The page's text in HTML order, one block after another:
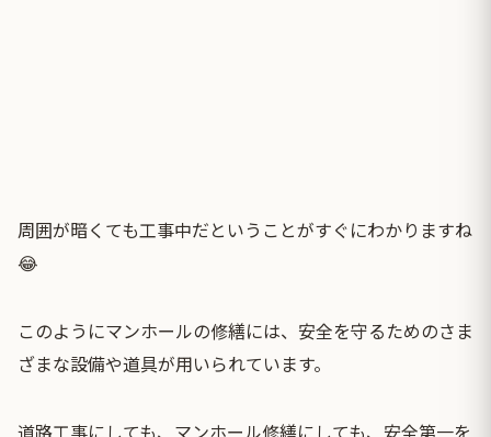
周囲が暗くても工事中だということがすぐにわかりますね
😂
このようにマンホールの修繕には、安全を守るためのさま
ざまな設備や道具が用いられています。
道路工事にしても、マンホール修繕にしても、安全第一を